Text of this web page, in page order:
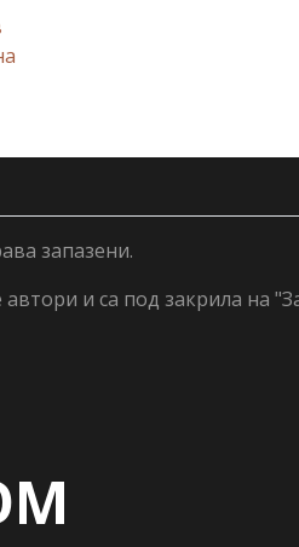
запазени.
и са под закрила на